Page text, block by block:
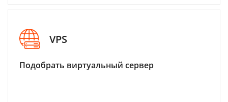
VPS
Подобрать виртуальный сервер